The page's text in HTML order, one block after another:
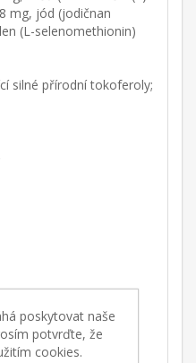
mg, jód (jodičnan
(L-selenomethionin)
silné přírodní tokoferoly;
poskytovat naše
potvrďte, že
cookies.